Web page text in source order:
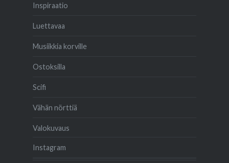
Inspiraatio
Luettavaa
Musiikkia korville
Ostoksilla
Scifi
Vähän nörttiä
Valokuvaus
Instagram